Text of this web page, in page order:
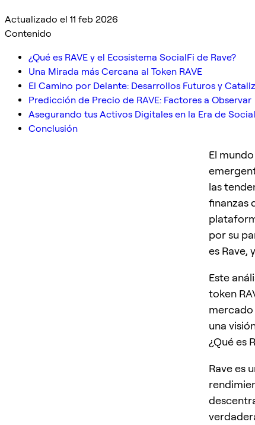
Actualizado el 11 feb 2026
Contenido
¿Qué es RAVE y el Ecosistema SocialFi de Rave?
Una Mirada más Cercana al Token RAVE
El Camino por Delante: Desarrollos Futuros y
Predicción de Precio de RAVE: Factores a Observar
Asegurando tus Activos Digitales en la Era de
Conclusión
El
las
finanzas
por su
es Rave,
Este
token
una
¿Qué es
Rave es